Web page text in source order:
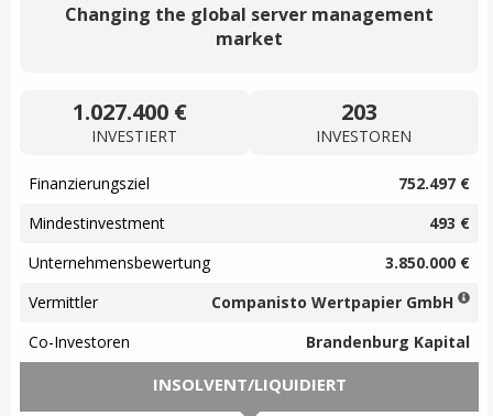
Changing the global server management
market
1.027.400 €
INVESTIERT
203
INVESTOREN
Finanzierungsziel
752.497 €
Mindestinvestment
493 €
Unternehmensbewertung
3.850.000 €
Vermittler
Companisto Wertpapier GmbH
Co-Investoren
Brandenburg Kapital
INSOLVENT/LIQUIDIERT